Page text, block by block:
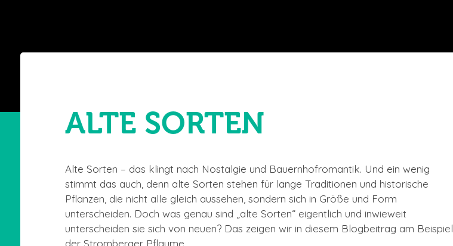
ALTE SORTEN
Alte Sorten – das klingt nach Nostalgie und Bauernhofromantik. Und ein wenig
stimmt das auch, denn alte Sorten stehen für lange Traditionen und historische
Pflanzen, die nicht alle gleich aussehen, sondern sich in Größe und Form
unterscheiden. Doch was genau sind „alte Sorten“ eigentlich und inwieweit
unterscheiden sie sich von neuen? Das zeigen wir in diesem Blogbeitrag am Beispiel
der Stromberger Pflaume.